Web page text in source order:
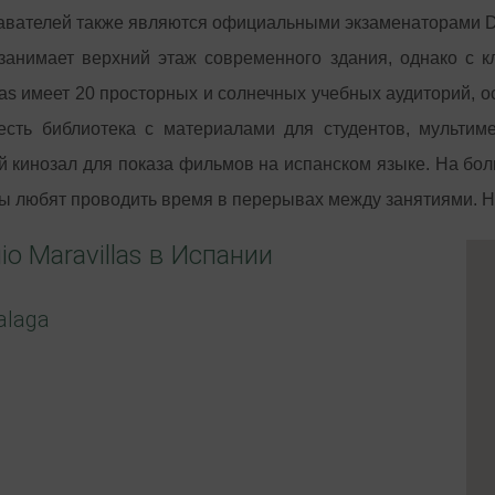
также являются официальными экзаменаторами
верхний этаж современного здания, однако с
имеет 20 просторных и солнечных учебных
библиотека с материалами для студентов,
кинозал для показа фильмов на испанском языке. На
любят проводить время в перерывах между занятиями.
Maravillas в Испании